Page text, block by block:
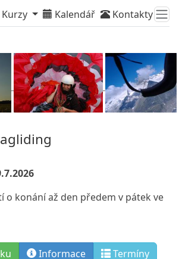
Kurzy Kalendář Kontakty
o konání až den předem v pátek ve
Informace Termíny